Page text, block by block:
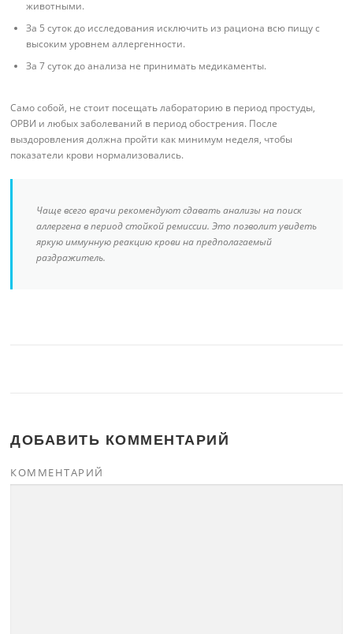
животными.
За 5 суток до исследования исключить из рациона всю пищу с
высоким уровнем аллергенности.
За 7 суток до анализа не принимать медикаменты.
Само собой, не стоит посещать лабораторию в период простуды,
ОРВИ и любых заболеваний в период обострения. После
выздоровления должна пройти как минимум неделя, чтобы
показатели крови нормализовались.
Чаще всего врачи рекомендуют сдавать анализы на поиск
аллергена в период стойкой ремиссии. Это позволит увидеть
яркую иммунную реакцию крови на предполагаемый
раздражитель.
ДОБАВИТЬ КОММЕНТАРИЙ
КОММЕНТАРИЙ